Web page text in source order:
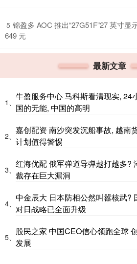
5 锦盈多 AOC 推出“27G51F”27 英寸显
649 元
最新文章
1、
牛盈服务中心 马科斯看清现实, 24
国的无能, 中国的高明
2、
嘉创配资 南沙突发沉船事故, 越南
计划值得警惕
3、
红海优配 俄军弹道导弹越打越多?
裁存在巨大漏洞
4、
中金辰大 日本防相公然叫嚣核武?
对日战略已全面升级
5、
股民之家 中国CEO信心领跑全球
发展